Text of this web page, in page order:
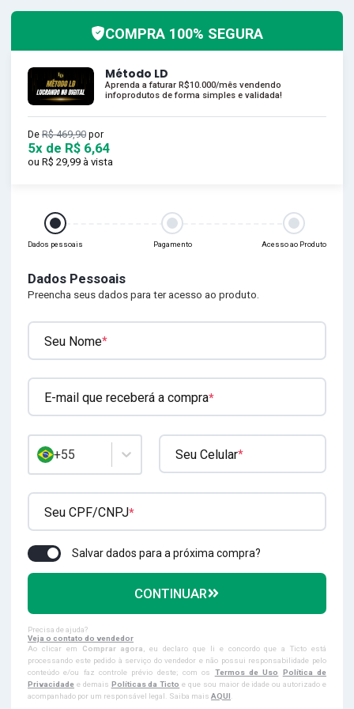
COMPRA 100% SEGURA
Método LD
Aprenda a faturar R$10.000/mês vendendo
infoprodutos de forma simples e validada!
De R$ 469,90 por
5x de R$ 6,64
ou R$ 29,99 à vista
Dados pessoais Pagamento Acesso ao Produto
Dados Pessoais
Preencha seus dados para ter acesso ao produto.
Seu Nome*
E-mail que receberá a compra*
+55 Seu Celular*
Seu CPF/CNPJ*
Salvar dados para a próxima compra?
CONTINUAR
Precisa de ajuda?
Veja o contato do vendedor
Ao clicar em
Comprar agora
, eu declaro que li e concordo que a Ticto está
processando este pedido à serviço do vendedor e não possui responsabilidade pelo
conteúdo e/ou faz controle prévio deste; com os Termos de Uso
Política de
Privacidade e demais Políticas da Ticto e que sou maior de idade ou autorizado e
acompanhado por um responsável legal. Saiba mais AQUI